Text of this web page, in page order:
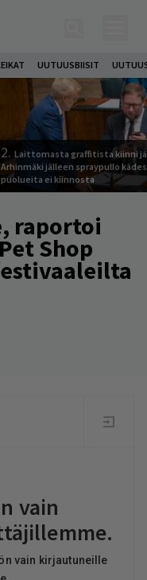
UUTUUSBIISIT
2. Laittomasta graffitista kiinni
Arhinmäki jälleen spraypullo
puolueita ei kiinnosta
raportoi
Shop